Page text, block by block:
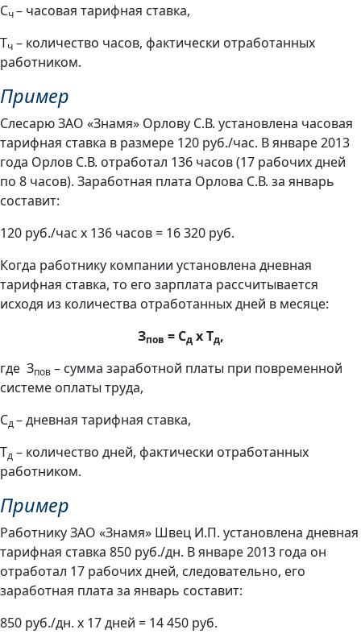
Сч– часовая тарифная ставка,
Тч – количество часов, фактически отработанных
работником.
Пример
Слесарю ЗАО «Знамя» Орлову С.В. установлена часовая
тарифная ставка в размере 120 руб./час. В январе 2013
года Орлов С.В. отработал 136 часов (17 рабочих дней
по 8 часов). Заработная плата Орлова С.В. за январь
составит:
120 руб./час х 136 часов = 16 320 руб.
Когда работнику компании установлена дневная
тарифная ставка, то его зарплата рассчитывается
исходя из количества отработанных дней в месяце:
Зпов = Сд х Тд,
где Зпов – сумма заработной платы при повременной
системе оплаты труда,
Сд– дневная тарифная ставка,
Тд – количество дней, фактически отработанных
работником.
Пример
Работнику ЗАО «Знамя» Швец И.П. установлена дневная
тарифная ставка 850 руб./дн. В январе 2013 года он
отработал 17 рабочих дней, следовательно, его
заработная плата за январь составит:
850 руб./дн. х 17 дней = 14 450 руб.